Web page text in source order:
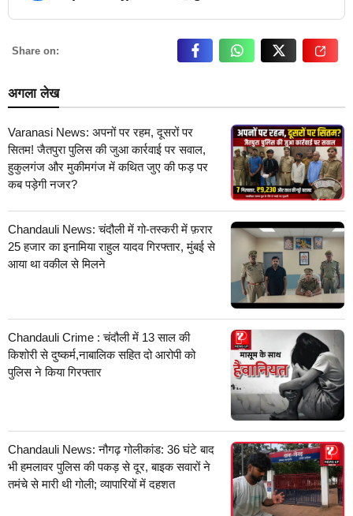
Share on:
अगला लेख
Varanasi News: अपनों पर रहम, दूसरों पर
सितम! जैतपुरा पुलिस की जुआ कार्रवाई पर सवाल,
हुकुलगंज और मुकीमगंज में कथित जुए की फड़ पर
कब पड़ेगी नजर?
Chandauli News: चंदौली में गो-तस्करी में फ़रार
25 हजार का इनामिया राहुल यादव गिरफ्तार, मुंबई से
आया था वकील से मिलने
Chandauli Crime : चंदौली में 13 साल की
किशोरी से दुष्कर्म,नाबालिक सहित दो आरोपी को
पुलिस ने किया गिरफ्तार
Chandauli News: नौगढ़ गोलीकांड: 36 घंटे बाद
भी हमलावर पुलिस की पकड़ से दूर, बाइक सवारों ने
तमंचे से मारी थी गोली; व्यापारियों में दहशत